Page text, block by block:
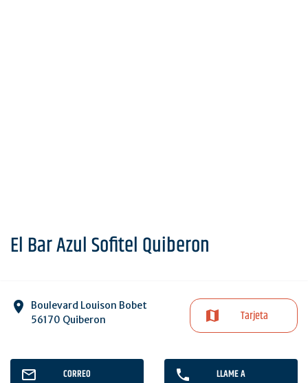
El Bar Azul Sofitel Quiberon
Boulevard Louison Bobet
56170 Quiberon
Tarjeta
CORREO LLAME A